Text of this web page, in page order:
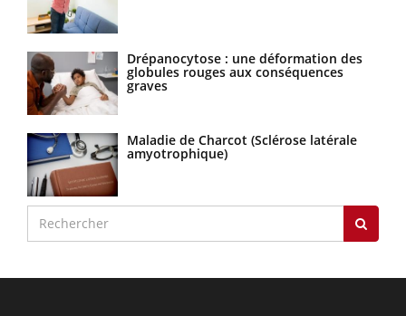
Drépanocytose : une déformation des
globules rouges aux conséquences
graves
Maladie de Charcot (Sclérose latérale
amyotrophique)